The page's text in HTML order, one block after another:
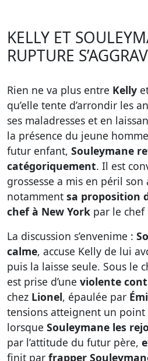
KELLY ET
RUPTURE
Rien ne va plus entre Kelly
qu’elle tente d’arrondir les
ses maladresses et en
la présence du jeune
futur enfant, Souleymane
catégoriquement. Il est
grossesse a mis en péril
notamment sa proposition
chef à New York par le chef
La discussion s’envenime :
calme, accuse Kelly de lui
puis la laisse seule. Sous le
est prise d’une violente
chez Lionel, épaulée par
tensions atteignent un
lorsque Souleymane les
par l’attitude du futur père,
finit par frapper